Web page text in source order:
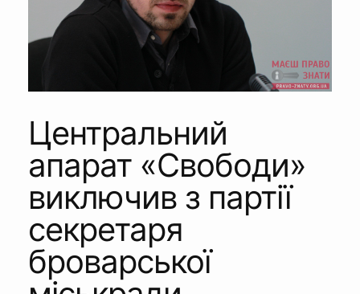
Центральний
апарат «Свободи»
виключив з партії
секретаря
броварської